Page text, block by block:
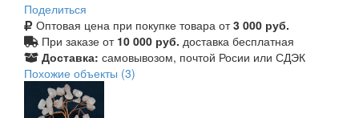
Поделиться
Оптовая цена при покупке товара от3 000 руб.
При заказе от 10 000 руб. доставка бесплатная
Доставка: самовывозом, почтой Росии или СДЭК
Похожие объекты (3)